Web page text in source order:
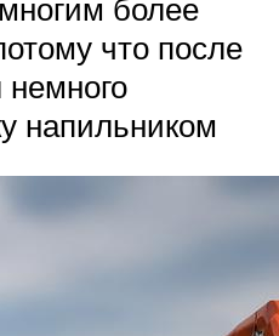
более
что после
напильником